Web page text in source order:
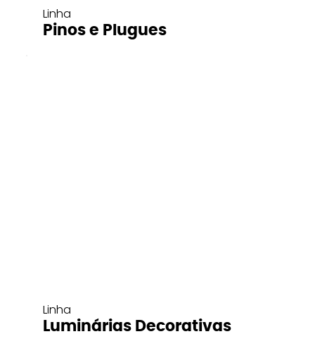
Linha
Pinos e Plugues
Linha
Luminárias Decorativas